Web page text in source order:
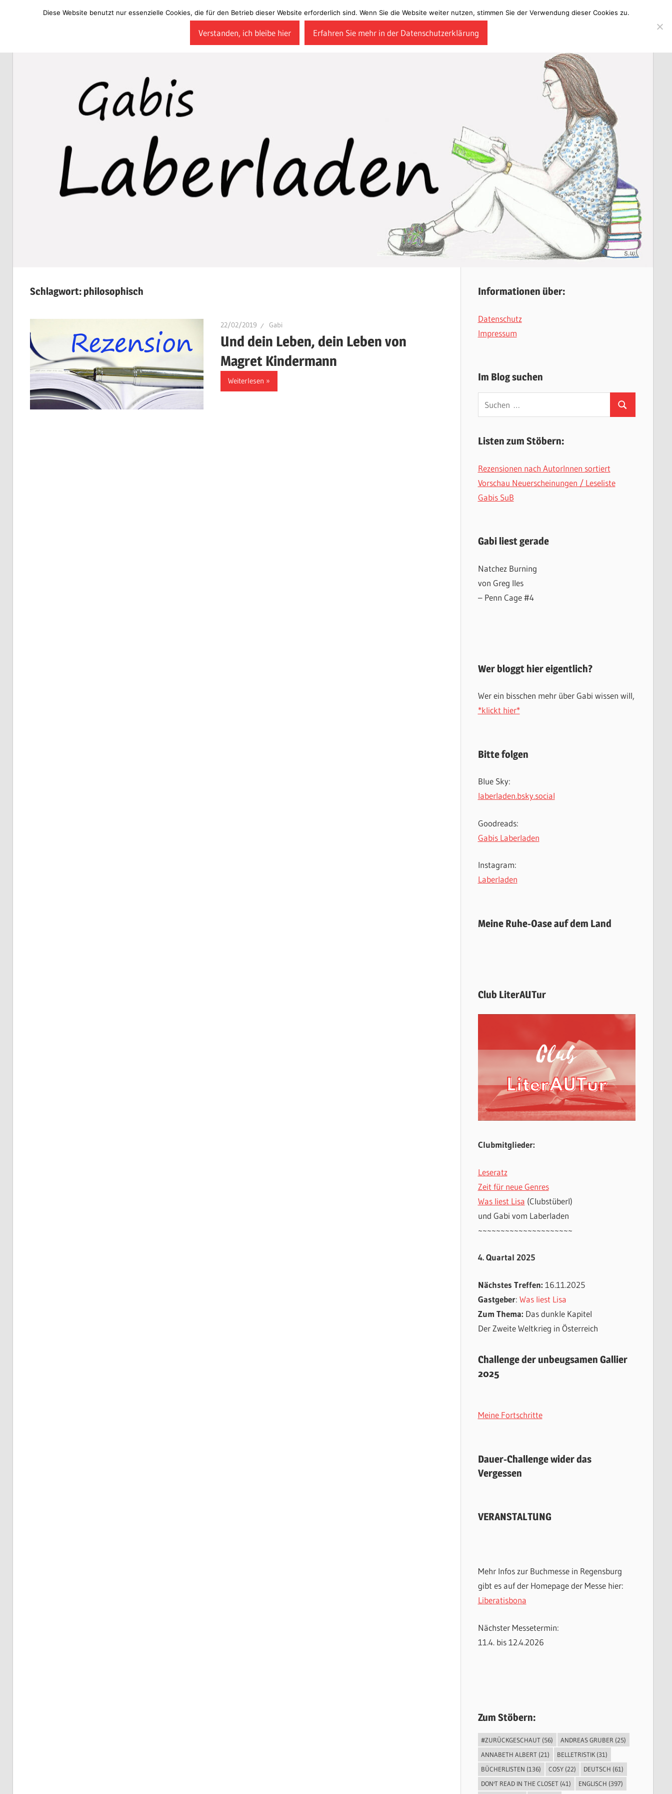
Schlagwort:philosophisch
22/02/2019 Gabi
Und dein Leben, dein Leben von
Magret Kindermann
Weiterlesen
Informationen über:
Datenschutz
Impressum
Im Blog suchen
Suchen
nach:
Suchen
Listen zum Stöbern:
Rezensionen nach AutorInnen sortiert
Vorschau Neuerscheinungen / Leseliste
Gabis SuB
Gabi liest gerade
Natchez Burning
von Greg Iles
– Penn Cage #4
Wer bloggt hier eigentlich?
Wer ein bisschen mehr über Gabi wissen will,
*klickt hier*
Bitte folgen
Blue Sky:
laberladen.bsky.social
Goodreads:
Gabis Laberladen
Instagram:
Laberladen
Meine Ruhe-Oase auf dem Land
Club LiterAUTur
Clubmitglieder:
Leseratz
Zeit für neue Genres
Was liest Lisa (Clubstüberl)
und Gabi vom Laberladen
~~~~~~~~~~~~~~~~~~~~~
4. Quartal 2025
Nächstes Treffen: 16.11.2025
Gastgeber: Was liest Lisa
Zum Thema: Das dunkle Kapitel
Der Zweite Weltkrieg in Österreich
Challenge der unbeugsamen Gallier
2025
Meine Fortschritte
Dauer-Challenge wider das
Vergessen
VERANSTALTUNG
Mehr Infos zur Buchmesse in Regensburg
gibt es auf der Homepage der Messe hier:
Liberatisbona
Nächster Messetermin:
11.4. bis 12.4.2026
Zum Stöbern:
#ZURÜCKGESCHAUT (56) ANDREAS GRUBER (25)
ANNABETH ALBERT (21) BELLETRISTIK (31)
BÜCHERLISTEN (136) COSY (22) DEUTSCH (61)
DON'T READ IN THE CLOSET (41) ENGLISCH (397)
Diese Website benutzt nur essenzielle Cookies, die für den Betrieb dieser Website erforderlich sind. Wenn Sie die Website weiter nutzen, stimmen Sie der Verwendung dieser Cookies zu.
Verstanden, ich bleibe hier Erfahren Sie mehr in der Datenschutzerklärung